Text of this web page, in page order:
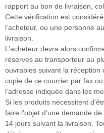
rapport au bon de livraison,
Cette vérification est
l’acheteur, ou une personne
livraison.
L’acheteur devra alors
réserves au transporteur au
ouvrables suivant la réception
copie de ce courrier par fax
l’adresse indiquée dans les
Si les produits nécessitent
faire l’objet d’une demande
14 jours suivant la livraison.